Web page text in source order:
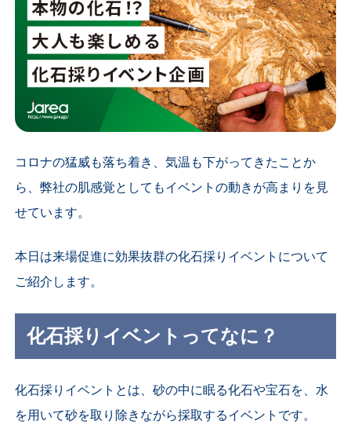
コロナの猛威も落ち着き、気温も下がってきたことか
ら、弊社の肌感覚としてもイベントの動きが高まりを見
せています。
本日は来場促進に効果抜群の化石採りイベントについて
ご紹介します。
化石採りイベントってなに？
化石採りイベントとは、砂の中に眠る化石や宝石を、水
を用いて砂を取り除きながら採取するイベントです。